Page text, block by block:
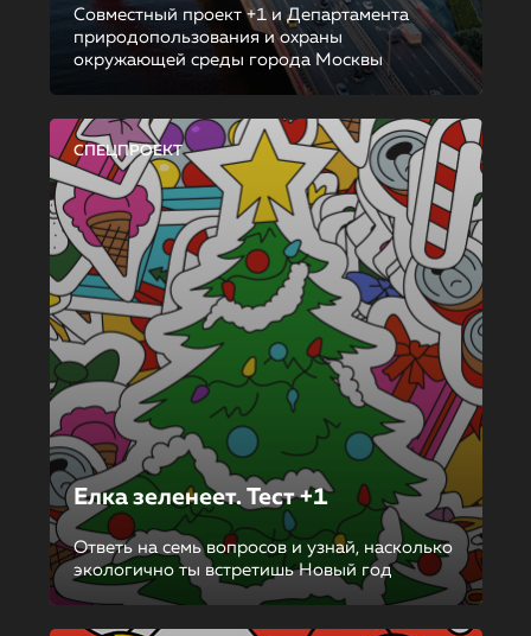
Совместный проект +1 и Департамента
природопользования и охраны
окружающей среды города Москвы
СПЕЦПРОЕКТ
Елка зеленеет. Тест +1
Ответь на семь вопросов и узнай, насколько
экологично ты встретишь Новый год